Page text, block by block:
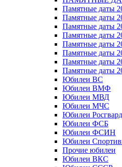
Памятные даты
Памятные даты
Памятные даты
Памятные даты
Памятные даты
Памятные даты
Памятные даты
Памятные даты
Юбилеи ВС
Юбилеи ВМФ
Юбилеи МВД
Юбилеи МЧС
Юбилеи
Юбилеи ФСБ
Юбилеи ФСИН
Юбилеи
Прочие юбилеи
Юбилеи ВКС